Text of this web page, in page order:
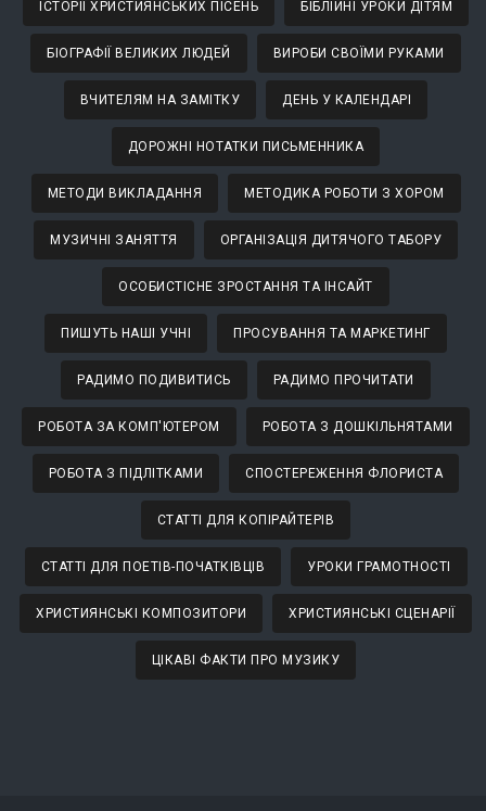
ІСТОРІЇ ХРИСТИЯНСЬКИХ ПІСЕНЬ БІБЛІЙНІ УРОКИ ДІТЯМ
БІОГРАФІЇ ВЕЛИКИХ ЛЮДЕЙ ВИРОБИ СВОЇМИ РУКАМИ
ВЧИТЕЛЯМ НА ЗАМІТКУ ДЕНЬ У КАЛЕНДАРІ
ДОРОЖНІ НОТАТКИ ПИСЬМЕННИКА
МЕТОДИ ВИКЛАДАННЯ МЕТОДИКА РОБОТИ З ХОРОМ
МУЗИЧНІ ЗАНЯТТЯ ОРГАНІЗАЦІЯ ДИТЯЧОГО ТАБОРУ
ОСОБИСТІСНЕ ЗРОСТАННЯ ТА ІНСАЙТ
ПИШУТЬ НАШІ УЧНІ ПРОСУВАННЯ ТА МАРКЕТИНГ
РАДИМО ПОДИВИТИСЬ РАДИМО ПРОЧИТАТИ
РОБОТА ЗА КОМП'ЮТЕРОМ РОБОТА З ДОШКІЛЬНЯТАМИ
РОБОТА З ПІДЛІТКАМИ СПОСТЕРЕЖЕННЯ ФЛОРИСТА
СТАТТІ ДЛЯ КОПІРАЙТЕРІВ
СТАТТІ ДЛЯ ПОЕТІВ-ПОЧАТКІВЦІВ УРОКИ ГРАМОТНОСТІ
ХРИСТИЯНСЬКІ КОМПОЗИТОРИ ХРИСТИЯНСЬКІ СЦЕНАРІЇ
ЦІКАВІ ФАКТИ ПРО МУЗИКУ